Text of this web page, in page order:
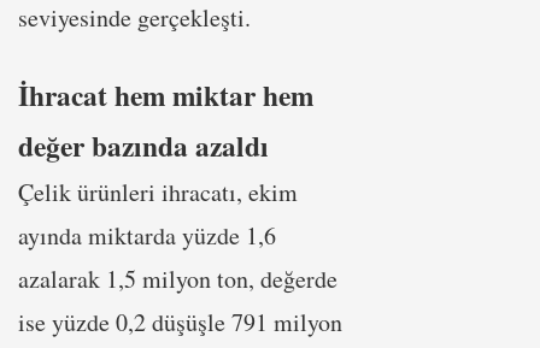
seviyesinde gerçekleşti.
İhracat hem miktar hem
değer bazında azaldı
Çelik ürünleri ihracatı, ekim
ayında miktarda yüzde 1,6
azalarak 1,5 milyon ton, değerde
ise yüzde 0,2 düşüşle 791 milyon